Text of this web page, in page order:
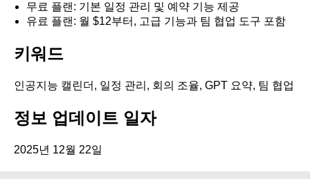
무료 플랜: 기본 일정 관리 및 예약 기능 제공
유료 플랜: 월 $12부터, 고급 기능과 팀 협업 도구 포함
키워드
인공지능 캘린더, 일정 관리, 회의 조율, GPT 요약, 팀 협업
정보 업데이트 일자
2025년 12월 22일